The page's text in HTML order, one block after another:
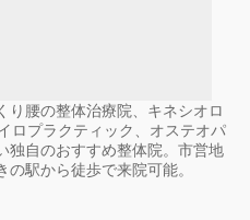
り腰の整体治療院、キネシオロ
ロプラクティック、オステオパ
独自のおすすめ整体院。市営地
駅から徒歩で来院可能。